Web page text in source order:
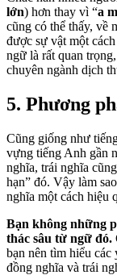
lớn) hơn thay vì “a
cũng có thể thấy, về
được sự vật một
ngữ là rất quan
chuyên ngành dịch
5. Phương
Cũng giống như
vựng tiếng Anh gần
nghĩa, trái nghĩa
hạn” đó. Vậy làm
nghĩa một cách hiệu
Bạn không những
thác sâu từ ngữ đó.
bạn nên tìm hiểu
đồng nghĩa và trái